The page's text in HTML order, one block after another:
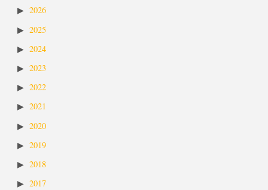
2026
2025
2024
2023
2022
2021
2020
2019
2018
2017